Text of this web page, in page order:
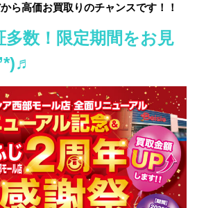
ら高価お買取りのチャンスです！！
多数！限定期間をお見